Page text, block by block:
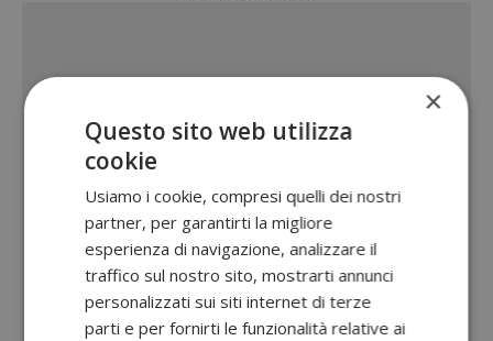
×
Questo sito web utilizza
cookie
Usiamo i cookie, compresi quelli dei nostri
partner, per garantirti la migliore
esperienza di navigazione, analizzare il
traffico sul nostro sito, mostrarti annunci
personalizzati sui siti internet di terze
parti e per fornirti le funzionalità relative ai